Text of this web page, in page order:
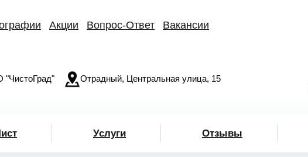
Акции Вопрос-Ответ Вакансии
Отрадный, Центральная улица, 15
Услуги Отзывы